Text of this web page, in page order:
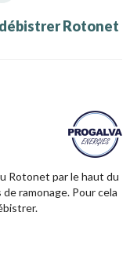
Rotonet
Rotonet par le haut du
ramonage. Pour cela